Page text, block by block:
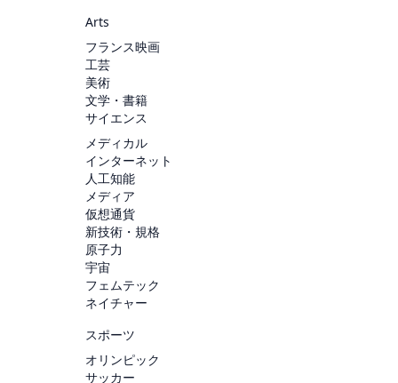
Arts
フランス映画
工芸
美術
文学・書籍
サイエンス
メディカル
インターネット
人工知能
メディア
仮想通貨
新技術・規格
原子力
宇宙
フェムテック
ネイチャー
スポーツ
オリンピック
サッカー